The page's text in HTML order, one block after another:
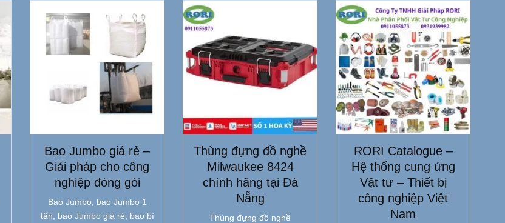
Bao Jumbo giá rẻ –
Giải pháp cho công
nghiệp đóng gói
Bao Jumbo, bao Jumbo 1
tấn, bao Jumbo giá rẻ, bao bì
Thùng đựng đồ nghề
Milwaukee 8424
chính hãng tại Đà
Nẵng
Thùng đựng đồ nghề
RORI Catalogue –
Hệ thống cung ứng
Vật tư – Thiết bị
công nghiệp Việt
Nam